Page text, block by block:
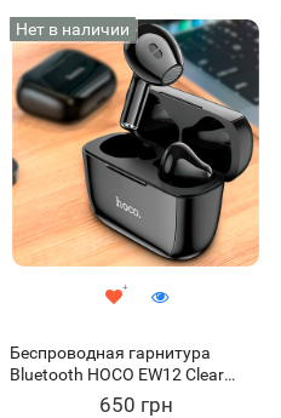
Нет в наличии
Беспроводная гарнитура
Bluetooth HOCO EW12 Clear
Sound BT5.1 (206)
650 грн